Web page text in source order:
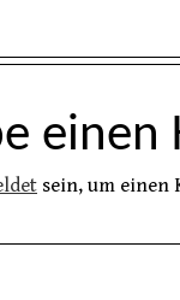
einen
sein, um einen